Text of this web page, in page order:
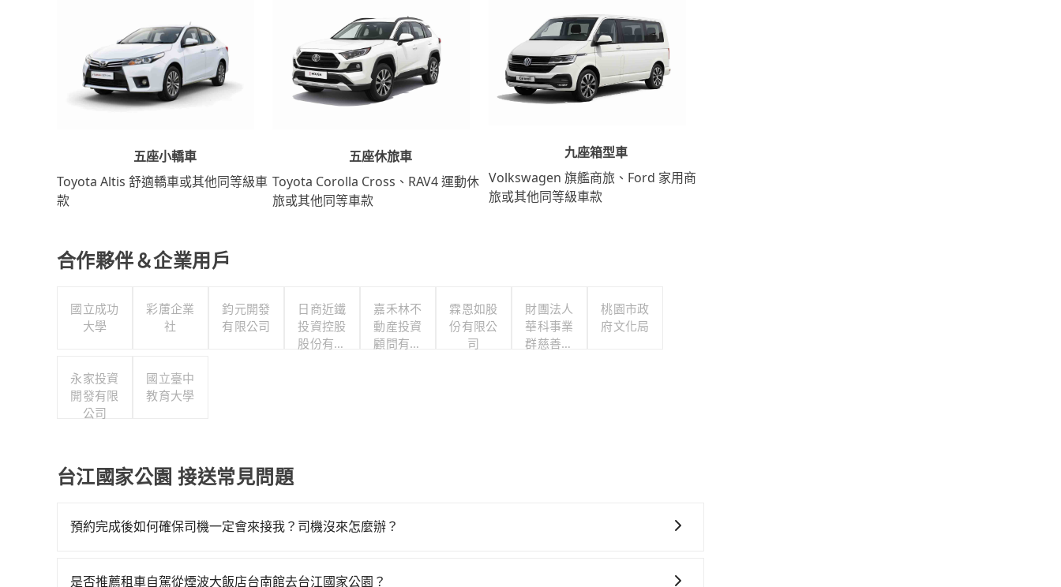
五座小轎車
Toyota Altis 舒適轎車或其他同等級車
款
五座休旅車
Toyota Corolla Cross、RAV4 運動休
旅或其他同等車款
九座箱型車
Volkswagen 旗艦商旅、Ford 家用商
旅或其他同等級車款
合作夥伴＆企業用戶
國立成功
大學
彩蓎企業
社
鈞元開發
有限公司
日商近鐵
投資控股
股份有限
嘉禾林不
動産投資
顧問有限
霖恩如股
份有限公
司
財團法人
華科事業
群慈善基
桃園市政
府文化局
永家投資
開發有限
公司
國立臺中
教育大學
台江國家公園 接送常見問題
預約完成後如何確保司機一定會來接我？司機沒來怎麼辦？
提供司機的姓名、電話、車牌、車型等資訊，如在約定好的時間與上車地點沒有看到司機，可主動電話聯繫，可
是否推薦租車自駕從煙波大飯店台南館去台江國家公園？